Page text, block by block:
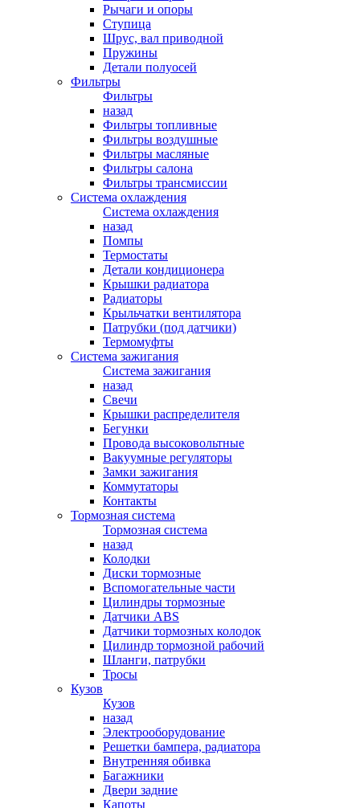
Рычаги и опоры
Ступица
Шрус, вал приводной
Пружины
Детали полуосей
Фильтры
Фильтры
назад
Фильтры топливные
Фильтры воздушные
Фильтры масляные
Фильтры салона
Фильтры трансмиссии
Система охлаждения
Система охлаждения
назад
Помпы
Термостаты
Детали кондиционера
Крышки радиатора
Радиаторы
Крыльчатки вентилятора
Патрубки (под датчики)
Термомуфты
Система зажигания
Система зажигания
назад
Свечи
Крышки распределителя
Бегунки
Провода высоковольтные
Вакуумные регуляторы
Замки зажигания
Коммутаторы
Контакты
Тормозная система
Тормозная система
назад
Колодки
Диски тормозные
Вспомогательные части
Цилиндры тормозные
Датчики ABS
Датчики тормозных колодок
Цилиндр тормозной рабочий
Шланги, патрубки
Тросы
Кузов
Кузов
назад
Электрооборудование
Решетки бампера, радиатора
Внутренняя обивка
Багажники
Двери задние
Капоты